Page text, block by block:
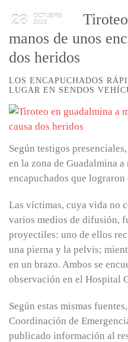
28
OCTUBRE
2023
manos de unos
dos heridos
LOS ENCAPUCHADOS
LUGAR EN SENDOS
Según testigos
en la zona de Guadalmina a
encapuchados que lograron
Las víctimas, cuya vida no
varios medios de difusión,
proyectiles: uno de ellos
una pierna y la pelvis;
en un brazo. Ambos se
observación en el Hospital
Según estas mismas
Coordinación de
publicado información al